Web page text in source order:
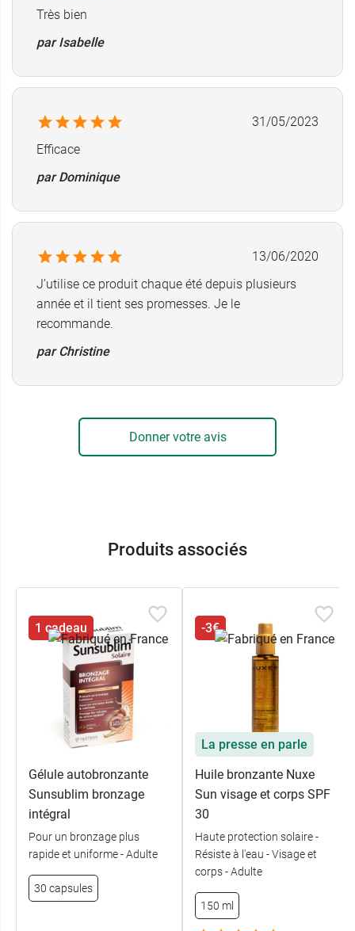
complément alimentaire Sunsublim Bronzage
pour peau claire
Conditionnement au choix :
Lot de 3 boites de 28 gélules d'origine
végétale.
Fabricant
1 Rue Royale
92210 Saint-Cloud
France
01 55 39 13 50
Très bien
par Isabelle
31/05/2023
Efficace
par Dominique
13/06/2020
J’utilise ce produit chaque été depuis plusieurs
année et il tient ses promesses. Je le
recommande.
par Christine
Donner votre avis
Produits associés
1 cadeau
Gélule autobronzante
Sunsublim bronzage
intégral
Pour un bronzage plus
rapide et uniforme - Adulte
30 capsules
-3€
La presse en parle
Huile bronzante Nuxe
Sun visage et corps SPF
30
Haute protection solaire -
Résiste à l'eau - Visage et
corps - Adulte
150 ml